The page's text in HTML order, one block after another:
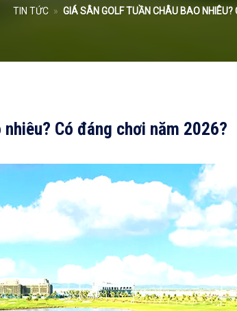
TIN TỨC » GIÁ SÂN GOLF TUẦN CHÂU BAO
nhiêu? Có đáng chơi năm 2026?